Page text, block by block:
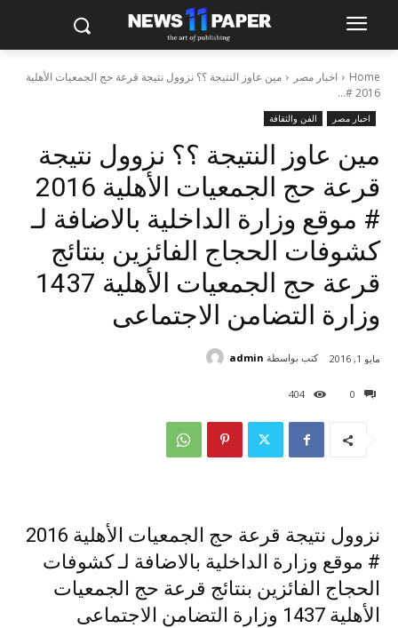
Home اخبار مصر
مين عاوز النتيجة ؟؟ نزوول نتيجة قرعة حج الجمعيات الأهلية
2016 #...
اخبار مصر الفن والثقافة
مين عاوز النتيجة ؟؟ نزوول نتيجة
قرعة حج الجمعيات الأهلية 2016
# موقع وزارة الداخلية بالاضافة لـ
كشوفات الحجاج الفائزين بنتائج
قرعة حج الجمعيات الأهلية 1437
وزارة التضامن الاجتماعى
0
404
مايو 1, 2016 كتب بواسطة admin
نزوول نتيجة قرعة حج الجمعيات الأهلية 2016
# موقع وزارة الداخلية بالاضافة لـ كشوفات
الحجاج الفائزين بنتائج قرعة حج الجمعيات
الأهلية 1437 وزارة التضامن الاجتماعى